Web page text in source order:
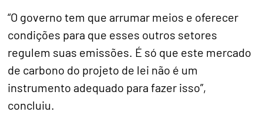
“O governo tem que arrumar meios e oferecer
condições para que esses outros setores
regulem suas emissões. É só que este mercado
de carbono do projeto de lei não é um
instrumento adequado para fazer isso”,
concluiu.